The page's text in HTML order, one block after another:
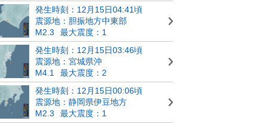
発生時刻：12月15日04:41頃
震源地：胆振地方中東部
M2.3
最大震度：1
発生時刻：12月15日03:46頃
震源地：宮城県沖
M4.1
最大震度：2
発生時刻：12月15日00:06頃
震源地：静岡県伊豆地方
M2.3
最大震度：1